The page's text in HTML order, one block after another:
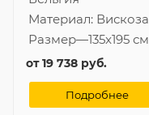
Материал: Вискоза
Размер—135x195 см
от19 738 руб.
Подробнее